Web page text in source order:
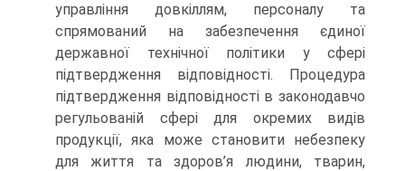
управління довкіллям, персоналу та
спрямований на забезпечення єдиної
державної технічної політики у сфері
підтвердження відповідності. Процедура
підтвердження відповідності в законодавчо
регульованій сфері для окремих видів
продукції, яка може становити небезпеку
для життя та здоров’я людини, тварин,